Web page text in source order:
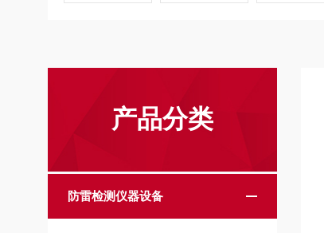
产品分类
防雷检测仪器设备